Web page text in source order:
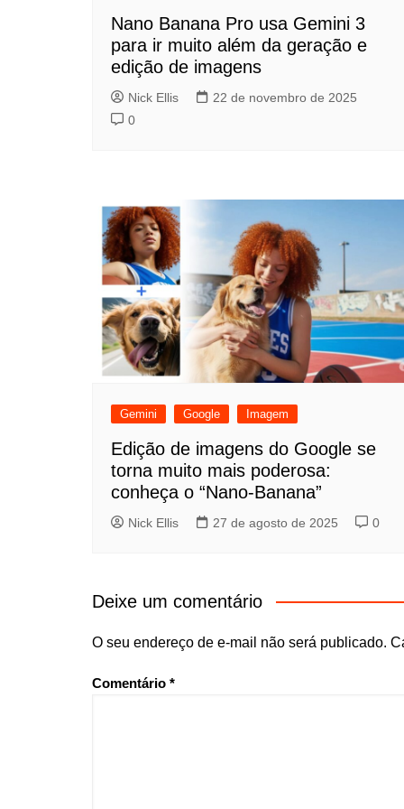
Nano Banana Pro usa Gemini 3
para ir muito além da geração e
edição de imagens
Nick Ellis
22 de novembro de 2025
0
Gemini Google Imagem
Edição de imagens do Google se
torna muito mais poderosa:
conheça o “Nano-Banana”
Nick Ellis 27 de agosto de 2025 0
Deixe um comentário
O seu endereço de e-mail não será publicado.
Comentário *